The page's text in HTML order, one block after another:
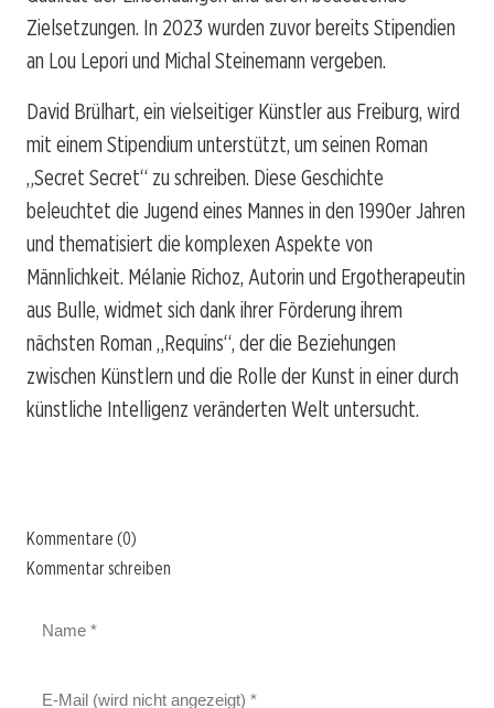
Zielsetzungen. In 2023 wurden zuvor bereits Stipendien
an Lou Lepori und Michal Steinemann vergeben.
David Brülhart, ein vielseitiger Künstler aus Freiburg, wird
mit einem Stipendium unterstützt, um seinen Roman
„Secret Secret“ zu schreiben. Diese Geschichte
beleuchtet die Jugend eines Mannes in den 1990er Jahren
und thematisiert die komplexen Aspekte von
Männlichkeit. Mélanie Richoz, Autorin und Ergotherapeutin
aus Bulle, widmet sich dank ihrer Förderung ihrem
nächsten Roman „Requins“, der die Beziehungen
zwischen Künstlern und die Rolle der Kunst in einer durch
künstliche Intelligenz veränderten Welt untersucht.
Kommentare (0)
Kommentar schreiben